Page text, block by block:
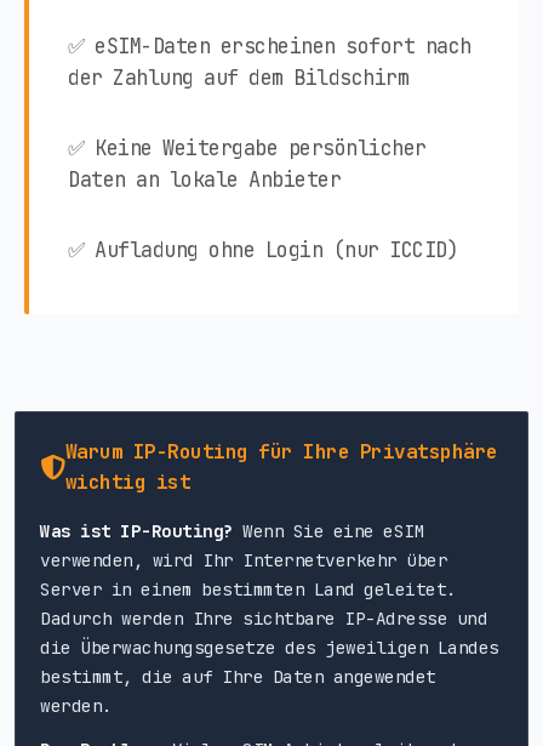
✅ eSIM-Daten erscheinen sofort nach
der Zahlung auf dem Bildschirm
✅ Keine Weitergabe persönlicher
Daten an lokale Anbieter
✅ Aufladung ohne Login (nur ICCID)
Warum IP-Routing für Ihre Privatsphäre
wichtig ist
Was ist IP-Routing? Wenn Sie eine eSIM
verwenden, wird Ihr Internetverkehr über
Server in einem bestimmten Land geleitet.
Dadurch werden Ihre sichtbare IP-Adresse und
die Überwachungsgesetze des jeweiligen Landes
bestimmt, die auf Ihre Daten angewendet
werden.